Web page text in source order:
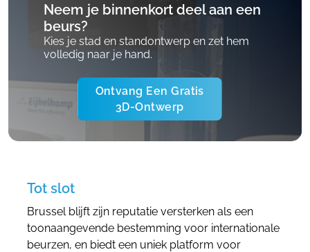
Neem je binnenkort deel aan een
beurs?
Kies je stad en standontwerp en zet hem
volledig naar je hand.
Ontvang Een Gratis
3D-Ontwerp
Tot slot
Brussel blijft zijn reputatie versterken als een
toonaangevende bestemming voor internationale
beurzen, en biedt een uniek platform voor